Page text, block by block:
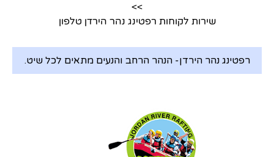
>>
שירות לקוחות רפטינג נהר הירדן טלפון
רפטינג נהר הירדן- הנהר הרחב והנעים מתאים לכל שיט.